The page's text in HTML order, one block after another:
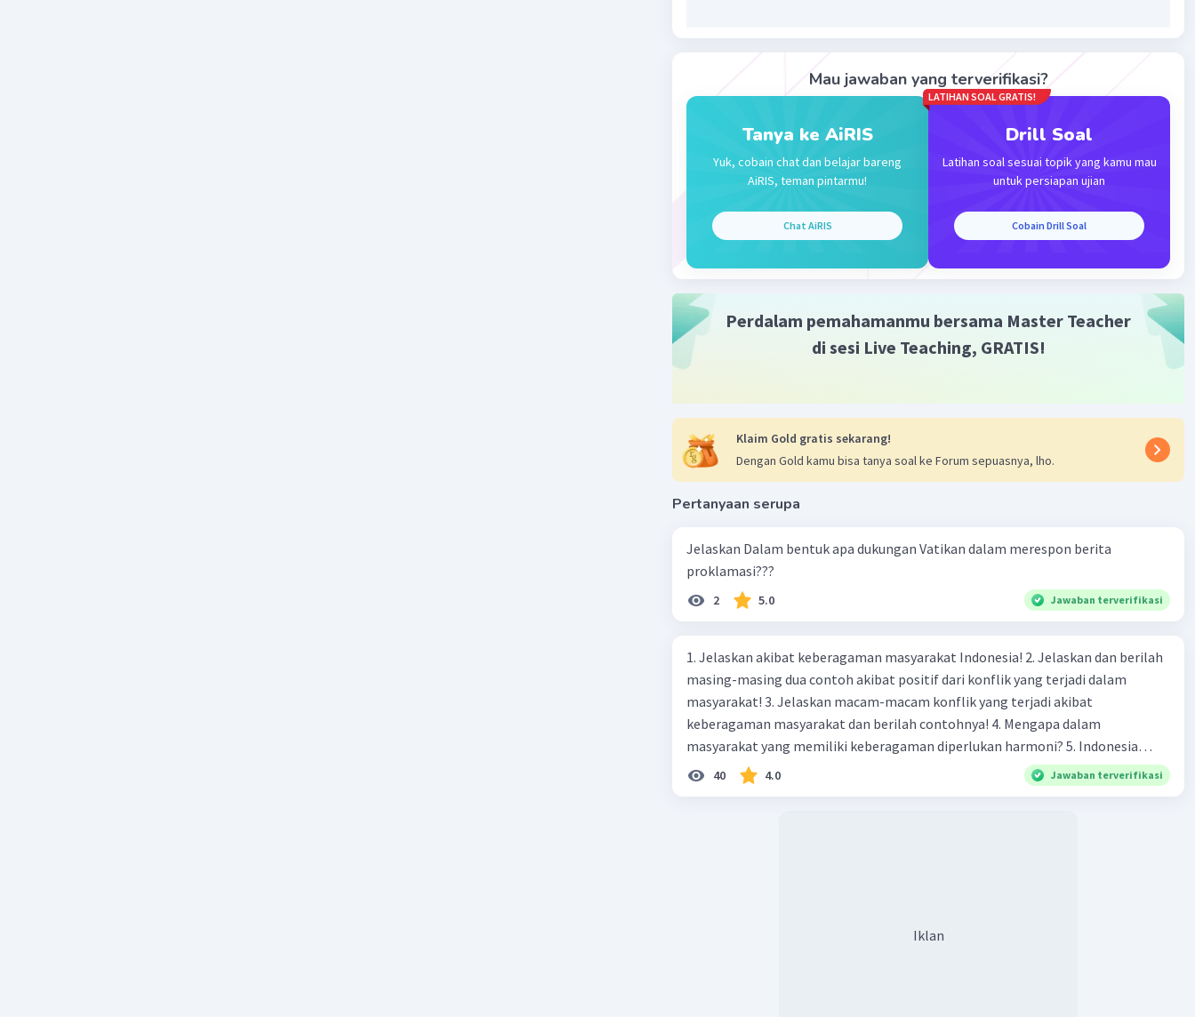
Iklan
Iky I Level 1
لِتَسْتَوٗا عَلٰى ظُهُوْرِهٖ ثُمَّ تَذْكُرُوْا نِعْمَةَ رَبِّكُمْ اِذَا اسْتَوَيْتُمْ عَلَيْهِ وَتَقُوْلُوْا سُبْحٰنَ
"agar kamu duduk di atas punggungnya kemudian kamu ingat nikmat
Tuhanmu apabila kamu telah duduk di atasnya; dan agar kamu
mengucapkan, "Maha Suci (Allah) yang telah menundukkan semua ini
Mau jawaban yang terverifikasi?
Tanya ke AiRIS
Yuk, cobain chat dan belajar bareng
AiRIS, teman pintarmu!
Chat AiRIS
LATIHAN SOAL GRATIS!
Drill Soal
Latihan soal sesuai topik yang kamu mau
untuk persiapan ujian
Cobain Drill Soal
Perdalam pemahamanmu bersama Master Teacher
di sesi Live Teaching, GRATIS!
Klaim Gold gratis sekarang!
Dengan Gold kamu bisa tanya soal ke Forum sepuasnya, lho.
Pertanyaan serupa
Jelaskan Dalam bentuk apa dukungan Vatikan dalam merespon berita
proklamasi???
2 5.0 Jawaban terverifikasi
1. Jelaskan akibat keberagaman masyarakat Indonesia! 2. Jelaskan dan berilah
masing-masing dua contoh akibat positif dari konflik yang terjadi dalam
masyarakat! 3. Jelaskan macam-macam konflik yang terjadi akibat
keberagaman masyarakat dan berilah contohnya! 4. Mengapa dalam
masyarakat yang memiliki keberagaman diperlukan harmoni? 5. Indonesia
merupakan negara yang kaya akan keberagaman baik dilihat dari agama, suku,
ras, bahasa, dan budaya. Berdasarkan pernyataan tersebut, apa yang dapat
40 4.0 Jawaban terverifikasi
Iklan